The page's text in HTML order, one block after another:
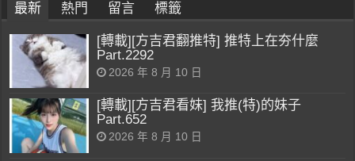
最新 熱門 留言 標籤
[轉載][方吉君翻推特] 推特上在夯什麼
Part.2292
2026 年 8 月 10 日
[轉載][方吉君看妹] 我推(特)的妹子
Part.652
2026 年 8 月 10 日